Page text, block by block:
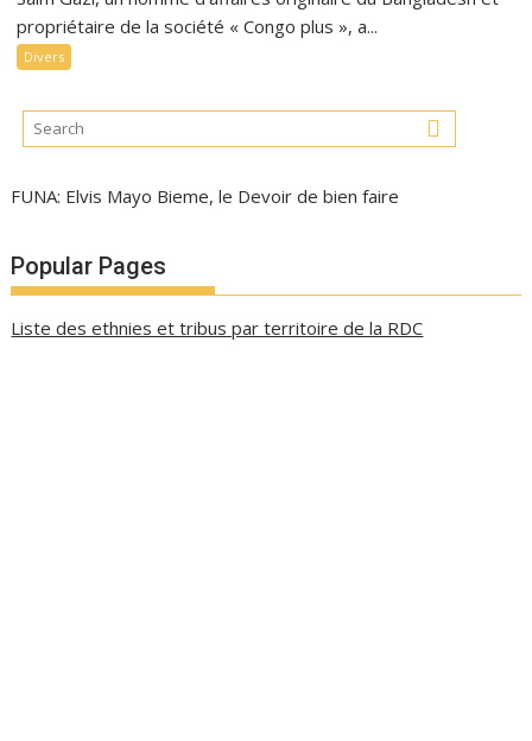
propriétaire de la société « Congo plus », a...
Divers
FUNA: Elvis Mayo Bieme, le Devoir de bien faire
Popular Pages
Liste des ethnies et tribus par territoire de la RDC